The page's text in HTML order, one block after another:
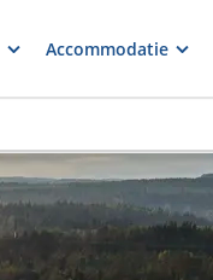
Accommodatie